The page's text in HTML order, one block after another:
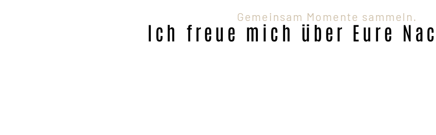
Gemeinsam Momente sammeln.
Ich freue mich über Eure